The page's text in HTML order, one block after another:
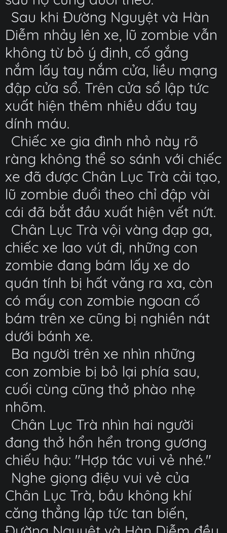
Sau khi Đường Nguyệt và Hàn
Diễm nhảy lên xe, lũ zombie vẫn
không từ bỏ ý định, cố gắng
nắm lấy tay nắm cửa, liều mạng
đập cửa sổ. Trên cửa sổ lập tức
xuất hiện thêm nhiều dấu tay
dính máu.
Chiếc xe gia đình nhỏ này rõ
ràng không thể so sánh với chiếc
xe đã được Chân Lục Trà cải tạo,
lũ zombie đuổi theo chỉ đập vài
cái đã bắt đầu xuất hiện vết nứt.
Chân Lục Trà vội vàng đạp ga,
chiếc xe lao vút đi, những con
zombie đang bám lấy xe do
quán tính bị hất văng ra xa, còn
có mấy con zombie ngoan cố
bám trên xe cũng bị nghiền nát
dưới bánh xe.
Ba người trên xe nhìn những
con zombie bị bỏ lại phía sau,
cuối cùng cũng thở phào nhẹ
nhõm.
Chân Lục Trà nhìn hai người
đang thở hổn hển trong gương
chiếu hậu: "Hợp tác vui vẻ nhé."
Nghe giọng điệu vui vẻ của
Chân Lục Trà, bầu không khí
căng thẳng lập tức tan biến,